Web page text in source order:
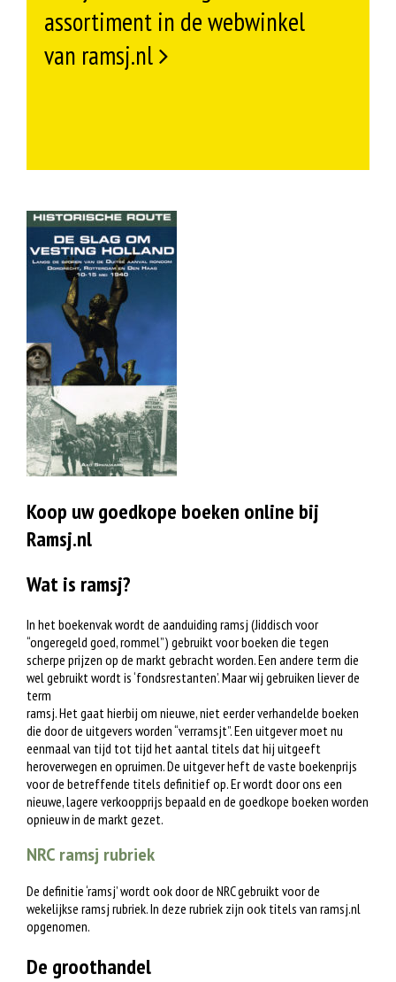
assortiment in de webwinkel
van ramsj.nl
Koop uw goedkope boeken online bij
Ramsj.nl
Wat is ramsj?
In het boekenvak wordt de aanduiding ramsj (Jiddisch voor
“ongeregeld goed, rommel”) gebruikt voor boeken die tegen
scherpe prijzen op de markt gebracht worden. Een andere term die
wel gebruikt wordt is ‘fondsrestanten’. Maar wij gebruiken liever de
term
ramsj. Het gaat hierbij om nieuwe, niet eerder verhandelde boeken
die door de uitgevers worden “verramsjt”. Een uitgever moet nu
eenmaal van tijd tot tijd het aantal titels dat hij uitgeeft
heroverwegen en opruimen. De uitgever heft de vaste boekenprijs
voor de betreffende titels definitief op. Er wordt door ons een
nieuwe, lagere verkoopprijs bepaald en de goedkope boeken worden
opnieuw in de markt gezet.
NRC ramsj rubriek
De definitie ‘ramsj’ wordt ook door de NRC gebruikt voor de
wekelijkse ramsj rubriek. In deze rubriek zijn ook titels van ramsj.nl
opgenomen.
De groothandel